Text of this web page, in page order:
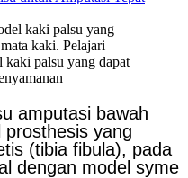
kaki palsu yang
kaki. Pelajari
kaki palsu yang dapat
amputasi bawah
yang
(tibia fibula), pada
dengan model syme